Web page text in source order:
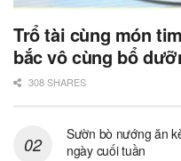
Trổ tài cùng món
bắc vô cùng bổ
308 SHARES
Sườn bò nướng ăn
ngày cuối tuần